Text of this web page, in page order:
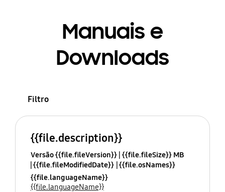
Manuais e
Downloads
Filtro
{{file.description}}
Versão {{file.fileVersion}} {{file.fileSize}} MB
{{file.fileModifiedDate}} {{file.osNames}}
{{file.languageName}}
{{file.languageName}}